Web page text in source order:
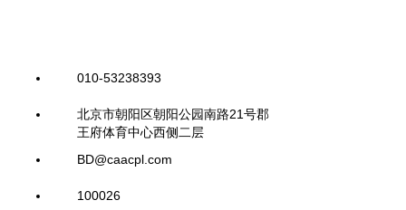
010-53238393
北京市朝阳区朝阳公园南路21号郡
王府体育中心西侧二层
BD@caacpl.com
100026